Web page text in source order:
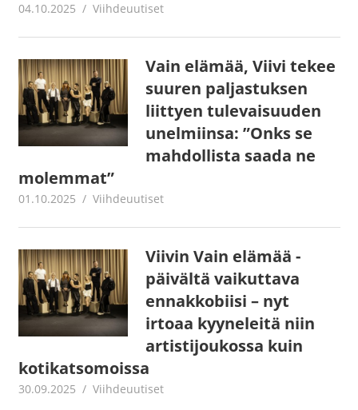
04.10.2025 Juha Kaunisto
Viihdeuutiset
Vain elämää, Viivi tekee
suuren paljastuksen
liittyen tulevaisuuden
unelmiinsa: ”Onks se
mahdollista saada ne
molemmat”
01.10.2025 Juha Kaunisto
Viihdeuutiset
Viivin Vain elämää -
päivältä vaikuttava
ennakkobiisi – nyt
irtoaa kyyneleitä niin
artistijoukossa kuin
kotikatsomoissa
30.09.2025 Juha Kaunisto
Viihdeuutiset